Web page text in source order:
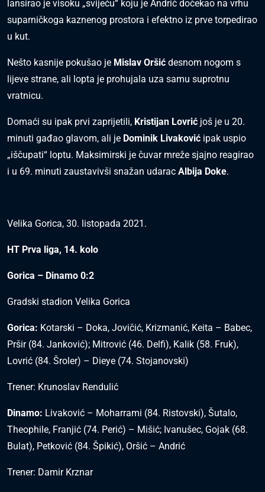
lansirao je visoku „svijeću“ koju je Andrić dočekao na vrhu
suparničkoga kaznenog prostora i efektno iz prve torpedirao
u kut.
Nešto kasnije pokušao je Mislav Oršić desnom nogom s
lijeve strane, ali lopta je prohujala uza samu suprotnu
vratnicu.
Domaći su ipak prvi zaprijetili, Kristijan Lovrić još je u 20.
minuti gađao glavom, ali je Dominik Livaković ipak uspio
„iščupati“ loptu. Maksimirski je čuvar mreže sjajno reagirao
i u 69. minuti zaustavivši snažan udarac Albija Doke.
Velika Gorica, 30. listopada 2021.
HT Prva liga, 14. kolo
Gorica – Dinamo 0:2
Gradski stadion Velika Gorica
Gorica: Kotarski – Doka, Jovičić, Krizmanić, Keita – Babec,
Pršir (84. Janković); Mitrović (46. Delfi), Kalik (58. Fruk),
Lovrić (84. Šroler) – Dieye (74. Stojanovski)
Trener: Krunoslav Rendulić
Dinamo: Livaković – Moharrami (84. Ristovski), Šutalo,
Theophile, Franjić (74. Perić) – Mišić; Ivanušec, Gojak (68.
Bulat), Petković (84. Špikić), Oršić – Andrić
Trener: Damir Krznar